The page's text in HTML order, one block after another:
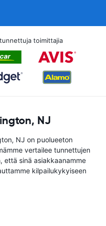
toimittajia
NJ
NJ on puolueeton
vertailee tunnettujen
että sinä asiakkaanamme
kilpailukykyiseen